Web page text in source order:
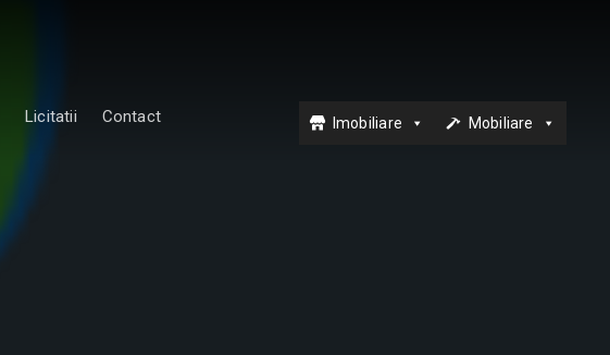
Licitatii Contact Imobiliare Mobiliare